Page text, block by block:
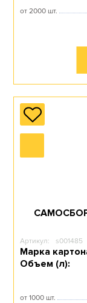
от 2000 шт.
Артикул: s001485
Марка
Объем (л):
от 1000 шт.